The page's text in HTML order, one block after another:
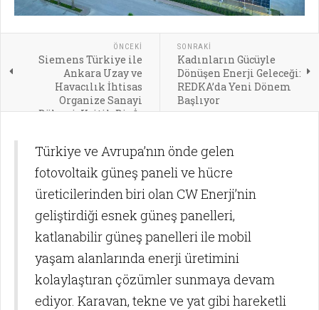
ÖNCEKI
Siemens Türkiye ile
Ankara Uzay ve
Havacılık İhtisas
Organize Sanayi
Bölgesi, Kritik Bir İş
SONRAKI
Kadınların Gücüyle
Dönüşen Enerji Geleceği:
REDKA’da Yeni Dönem
Başlıyor
Türkiye ve Avrupa’nın önde gelen
fotovoltaik güneş paneli ve hücre
üreticilerinden biri olan CW Enerji’nin
geliştirdiği esnek güneş panelleri,
katlanabilir güneş panelleri ile mobil
yaşam alanlarında enerji üretimini
kolaylaştıran çözümler sunmaya devam
ediyor. Karavan, tekne ve yat gibi hareketli